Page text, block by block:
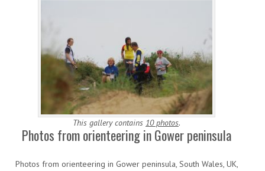
This gallery contains 10 photos.
Photos from orienteering in Gower peninsula
Photos from orienteering in Gower peninsula, South Wales, UK,